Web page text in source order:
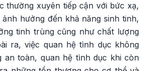
thường xuyên tiếp cận với bức xạ,
hưởng đến khả năng sinh tinh,
tinh trùng cũng như chất lượng
ra, việc quan hệ tình dục không
an toàn, quan hệ tình dục khi còn